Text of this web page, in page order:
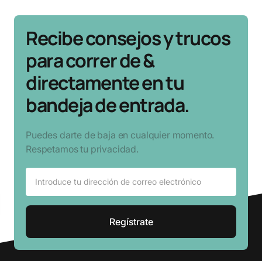
Recibe consejos y trucos
para correr de &
directamente en tu
bandeja de entrada.
Puedes darte de baja en cualquier momento.
Respetamos tu privacidad.